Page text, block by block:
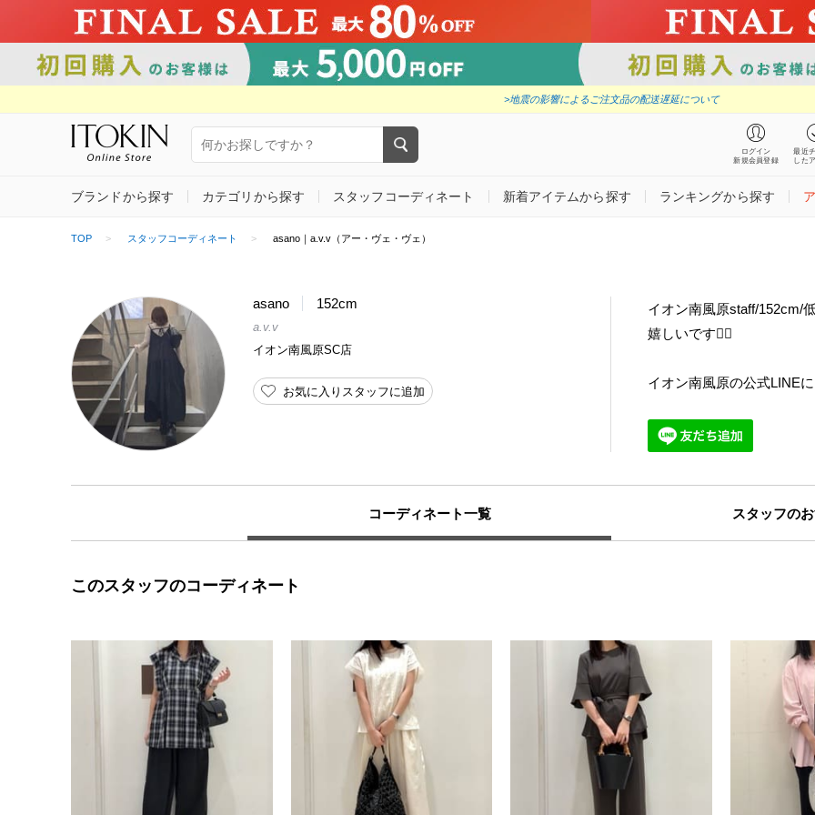
>地震の影響によるご注文品の配送遅延について
ログイン
新規会員登録
最近
した
ブランドから探す カテゴリから探す スタッフコーディネート 新着アイテムから探す ランキングから探す
TOP スタッフコーディネート asano｜a.v.v（アー・ヴェ・ヴェ）
asano 152cm
a.v.v
イオン南風原SC店
お気に入りスタッフに追加
イオン南風原staff/152cm/
嬉しいです🧚‍♀️
イオン南風原の公式LINE
コーディネート一覧 スタッフの
このスタッフのコーディネート